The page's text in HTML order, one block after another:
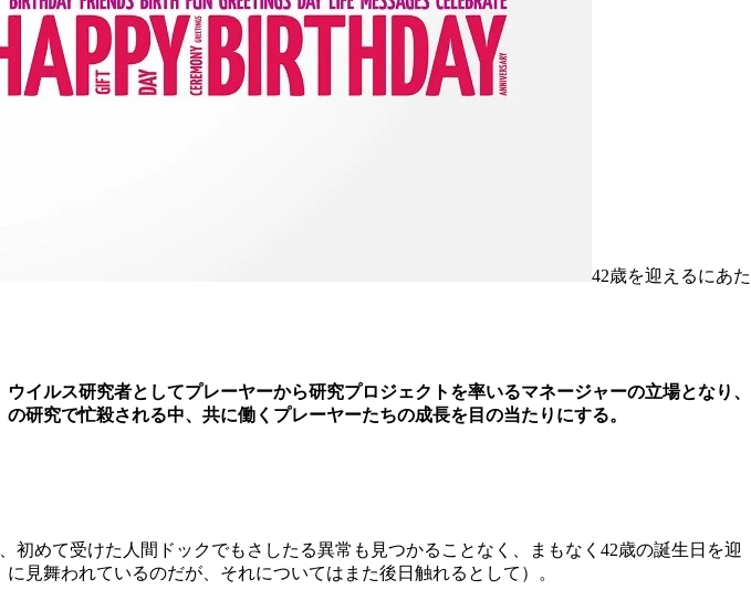
42歳を迎えるにあた
イルス研究者としてプレーヤーから研究プロジェクトを率いるマネージャーの立場となり、
研究で忙殺される中、共に働くプレーヤーたちの成長を目の当たりにする。
めて受けた人間ドックでもさしたる異常も見つかることなく、まもなく42歳の誕生日を迎
見舞われているのだが、それについてはまた後日触れるとして）。